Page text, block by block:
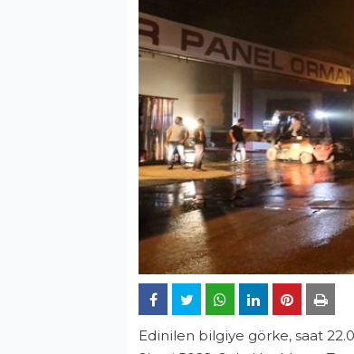
Edinilen bilgiye görke, saat